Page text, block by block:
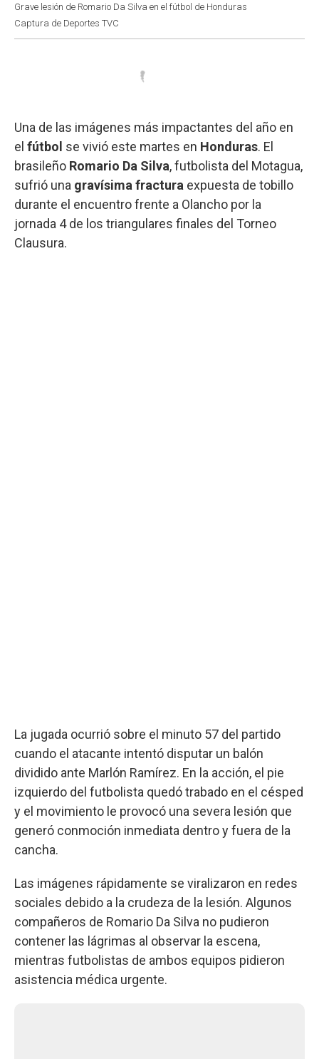
Grave lesión de Romario Da Silva en el fútbol de Honduras
Captura de Deportes TVC
Una de las imágenes más impactantes del año en
el fútbol se vivió este martes en Honduras. El
brasileño Romario Da Silva, futbolista del Motagua,
sufrió una gravísima fractura expuesta de tobillo
durante el encuentro frente a Olancho por la
jornada 4 de los triangulares finales del Torneo
Clausura.
La jugada ocurrió sobre el minuto 57 del partido
cuando el atacante intentó disputar un balón
dividido ante Marlón Ramírez. En la acción, el pie
izquierdo del futbolista quedó trabado en el césped
y el movimiento le provocó una severa lesión que
generó conmoción inmediata dentro y fuera de la
cancha.
Las imágenes rápidamente se viralizaron en redes
sociales debido a la crudeza de la lesión. Algunos
compañeros de Romario Da Silva no pudieron
contener las lágrimas al observar la escena,
mientras futbolistas de ambos equipos pidieron
asistencia médica urgente.